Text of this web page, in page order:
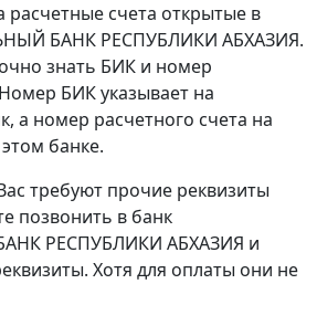
расчетные счета открытые в
БАНК РЕСПУБЛИКИ АБХАЗИЯ.
знать БИК и номер
БИК указывает на
а номер расчетного счета на
банке.
требуют прочие реквизиты
позвонить в банк
РЕСПУБЛИКИ АБХАЗИЯ и
Хотя для оплаты они не